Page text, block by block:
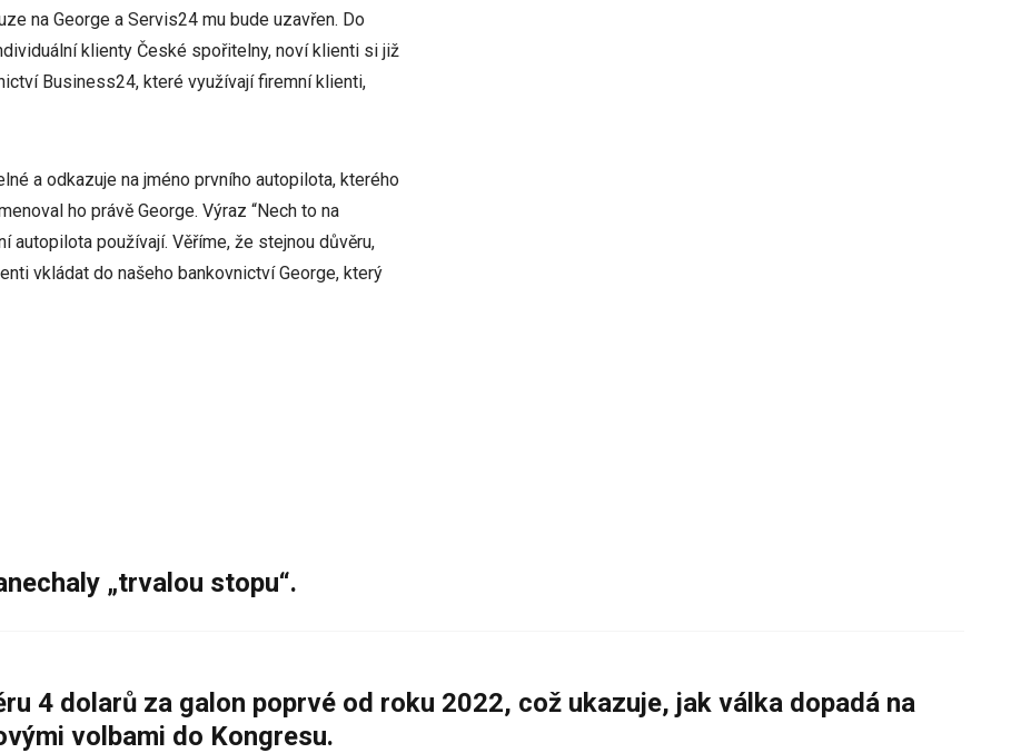
na George a Servis24 mu bude uzavřen. Do
klienty České spořitelny, noví klienti si již
Business24, které využívají firemní klienti,
a odkazuje na jméno prvního autopilota, kterého
ho právě George. Výraz “Nech to na
autopilota používají. Věříme, že stejnou důvěru,
vkládat do našeho bankovnictví George, který
„trvalou stopu“.
4 dolarů za galon poprvé od roku 2022, což ukazuje, jak válka dopadá na
volbami do Kongresu.